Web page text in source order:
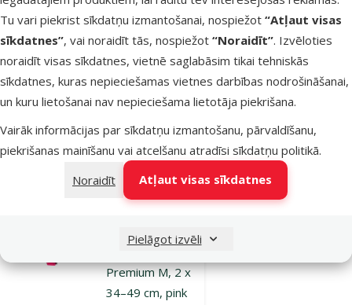
Tu vari piekrist sīkdatņu izmantošanai, nospiežot “Atļaut visas
sīkdatnes”, vai noraidīt tās, nospiežot “Noraidīt”. Izvēloties
noraidīt visas sīkdatnes, vietnē saglabāsim tikai tehniskās
sīkdatnes, kuras nepieciešamas vietnes darbības nodrošināšanai,
un kuru lietošanai nav nepieciešama lietotāja piekrišana.
Vairāk informācijas par sīkdatņu izmantošanu, pārvaldīšanu,
piekrišanas mainīšanu vai atcelšanu atradīsi sīkdatņu politikā.
Noraidīt
Atļaut visas sīkdatnes
Pielāgot izvēli
34–49 cm, lime
Cena
3,99 €
iesaka
Noliktavā Pievienot grozam
Fantasy Collar
Premium M, 2 x
34–49 cm, pink
Atsauksmes 0%